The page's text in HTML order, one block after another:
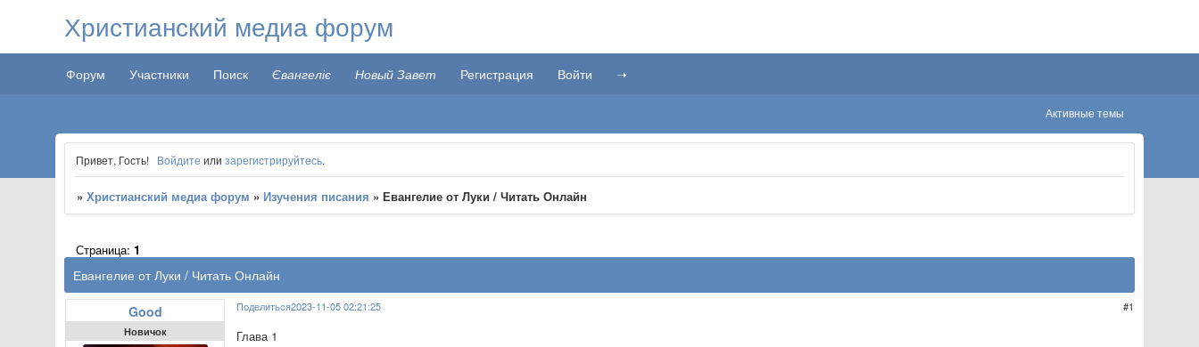
Христианский медиа форум
Форум Участники Поиск Євангеліє Новый Завет Регистрация Войти ➝
Активные темы
Привет, Гость! Войдите или зарегистрируйтесь.
»Христианский медиа форум » Изучения писания »Евангелие от Луки / Читать Онлайн
Евангелие от Луки / Читать Онлайн
Страница:1
Поделиться 1
2023-11-05 02:21:25
Good
Новичок
Глава 1